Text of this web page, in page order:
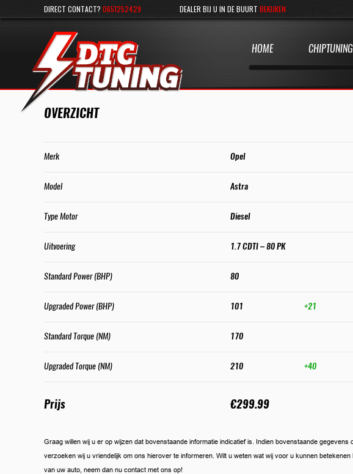
DIRECT CONTACT? 0651252429 DEALER BIJ U IN DE BUURT BEKIJKEN
HOME CHIPTUNING
OVERZICHT
Merk Opel
Model Astra
Type Motor Diesel
Uitvoering 1.7 CDTI – 80 PK
Standard Power (BHP) 80
Upgraded Power (BHP) 101 +21
Standard Torque (NM) 170
Upgraded Torque (NM) 210 +40
Prijs €299.99
Graag willen wij u er op wijzen dat bovenstaande informatie indicatief is. Indien bovenstaande gegevens
verzoeken wij u vriendelijk om ons hierover te informeren. Wilt u weten wat wij voor u kunnen betekenen
van uw auto, neem dan nu contact met ons op!